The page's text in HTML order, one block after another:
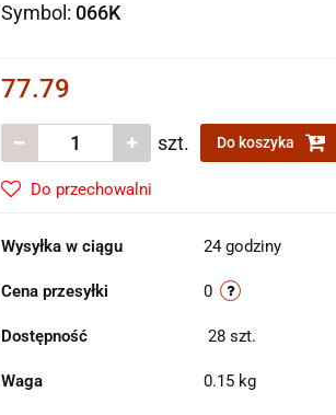
Symbol: 066K
77.79
szt. Do koszyka
Do przechowalni
Wysyłka w ciągu 24 godziny
Cena przesyłki 0
Dostępność 28 szt.
Waga 0.15 kg